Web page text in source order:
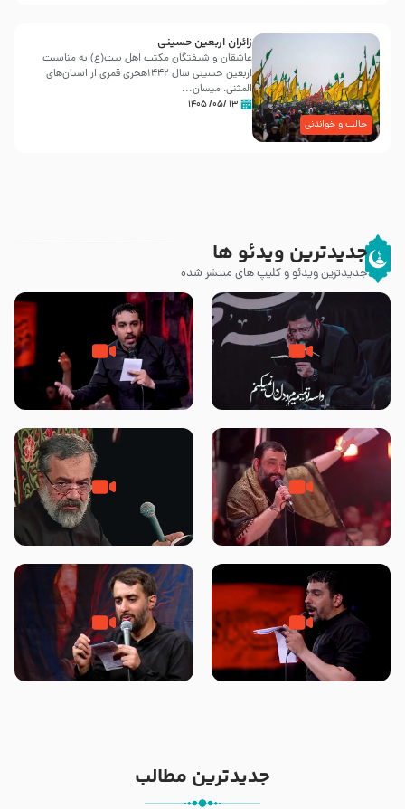
جالب و خواندنی
زائران اربعین حسینی
عاشقان و شیفتگان مکتب اهل بیت(ع) به مناسبت
اربعین حسینی سال ۱۴۴۲هجری قمری از استان‌های
المثنی، میسان...
۱۳ /۰۵/ ۱۴۰۵
جدیدترین ویدئو ها
جدیدترین ویدئو و کلیپ های منتشر شده
مصداق کربلا – حاج حسین سیب
سرخی
شور ، حسینا! به‌ حق زهرا «أُنْظُرْ
إِلَینا» – عزاداری شب هفتم ماه
جانا جانا ابی عبدالله – کربلایی جواد
مقدم – شب هشتم محرم 1448 –
مادر منم مثل تو خمیدم – حاج
محمود کریمی – شهادت حضرت
هیئت رایة العباس علیه السلام
تک ، عبّاس، صاحب دل‌هاست –
حاج حنیف طاهری – عزاداری شب
من غلام نوکراتم من عاشق کربلاتم
– شور زمینه – شب هفتم – محرم
جدیدترین مطالب